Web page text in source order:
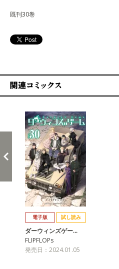
既刊30巻
電子版 試し読み
ダーウィンズゲー…
FLIPFLOPs
発売日：2024.01.05